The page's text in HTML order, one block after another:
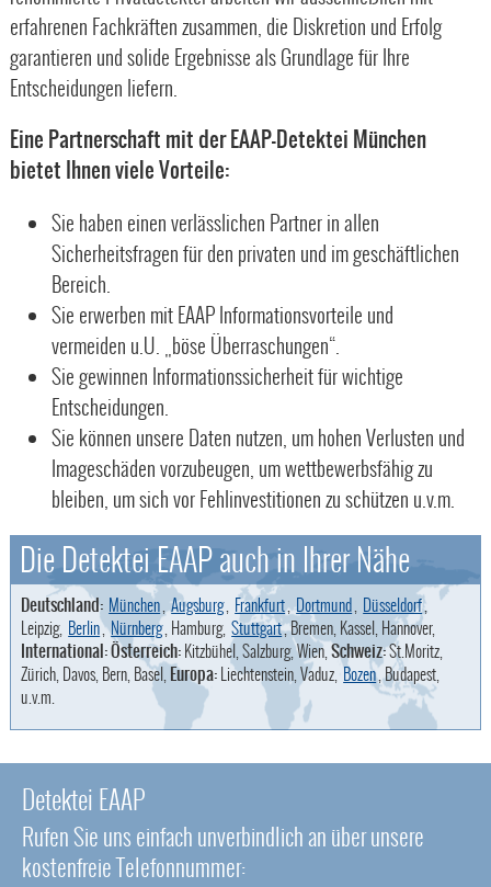
erfahrenen Fachkräften zusammen, die Diskretion und Erfolg
garantieren und solide Ergebnisse als Grundlage für Ihre
Entscheidungen liefern.
Eine Partnerschaft mit der EAAP-Detektei München
bietet Ihnen viele Vorteile:
Sie haben einen verlässlichen Partner in allen
Sicherheitsfragen für den privaten und im geschäftlichen
Bereich.
Sie erwerben mit EAAP Informationsvorteile und
vermeiden u.U. „böse Überraschungen“.
Sie gewinnen Informationssicherheit für wichtige
Entscheidungen.
Sie können unsere Daten nutzen, um hohen Verlusten und
Imageschäden vorzubeugen, um wettbewerbsfähig zu
bleiben, um sich vor Fehlinvestitionen zu schützen u.v.m.
Die Detektei EAAP auch in Ihrer Nähe
Deutschland: München Augsburg Frankfurt,Dortmund Düsseldorf,
Leipzig, Berlin,Nürnberg , Hamburg, Stuttgart, Bremen, Kassel, Hannover,
International: Österreich:Kitzbühel, Salzburg, Wien,Schweiz:St.Moritz,
Zürich, Davos, Bern, Basel,Europa:Liechtenstein, Vaduz, Bozen, Budapest,
u.v.m.
Detektei EAAP
Rufen Sie uns einfach unverbindlich an über unsere
kostenfreie Telefonnummer: